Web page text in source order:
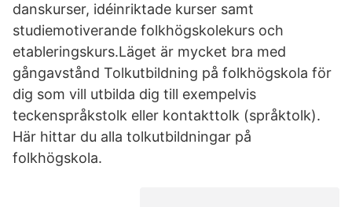
danskurser, idéinriktade kurser samt
studiemotiverande folkhögskolekurs och
etableringskurs.Läget är mycket bra med
gångavstånd Tolkutbildning på folkhögskola för
dig som vill utbilda dig till exempelvis
teckenspråkstolk eller kontakttolk (språktolk).
Här hittar du alla tolkutbildningar på
folkhögskola.